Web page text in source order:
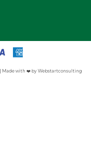
Made with ❤️ by Webstartconsulting​​